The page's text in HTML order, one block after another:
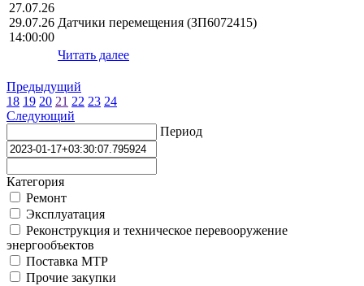
27.07.26
29.07.26
14:00:00
Датчики перемещения (ЗП6072415)
Читать далее
Предыдущий
18 19 20 21 22 23 24
Следующий
Период
Категория
Ремонт
Эксплуатация
Реконструкция и техническое перевооружение
энергообъектов
Поставка МТР
Прочие закупки